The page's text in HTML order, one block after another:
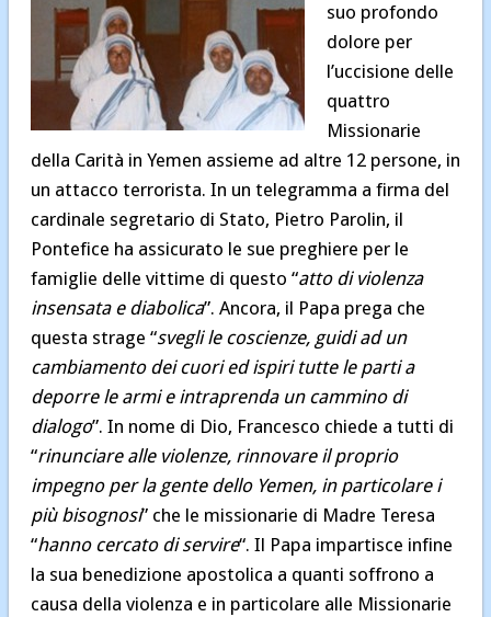
suo profondo
dolore per
l’uccisione delle
quattro
Missionarie
della Carità in Yemen assieme ad altre 12 persone, in
un attacco terrorista. In un telegramma a firma del
cardinale segretario di Stato, Pietro Parolin, il
Pontefice ha assicurato le sue preghiere per le
famiglie delle vittime di questo “atto di violenza
insensata e diabolica”. Ancora, il Papa prega che
questa strage “svegli le coscienze, guidi ad un
cambiamento dei cuori ed ispiri tutte le parti a
deporre le armi e intraprenda un cammino di
dialogo”. In nome di Dio, Francesco chiede a tutti di
“rinunciare alle violenze, rinnovare il proprio
impegno per la gente dello Yemen, in particolare i
più bisognosi” che le missionarie di Madre Teresa
“hanno cercato di servire“. Il Papa impartisce infine
la sua benedizione apostolica a quanti soffrono a
causa della violenza e in particolare alle Missionarie